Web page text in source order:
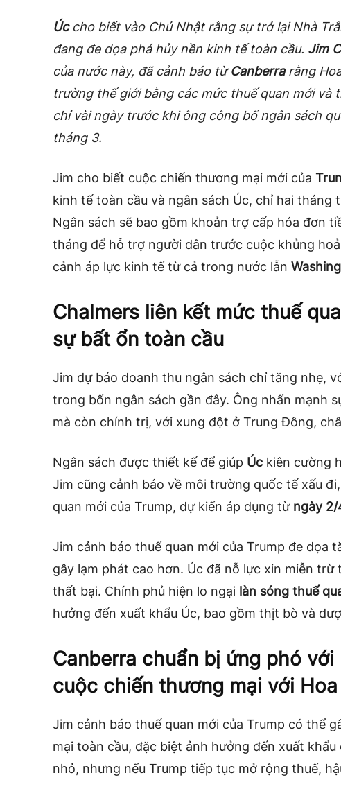
Úccho biết vào Chủ Nhật rằng sự trở lại Nhà
đang đe dọa phá hủy nền kinh tế toàn cầu. Jim
của nước này, đã cảnh báo từCanberrarằng
trường thế giới bằng các mức thuế quan mới và
chỉ vài ngày trước khi ông công bố ngân sách
tháng 3.
Jim cho biết cuộc chiến thương mại mới của
kinh tế toàn cầu và ngân sách Úc, chỉ hai tháng
Ngân sách sẽ bao gồm khoản trợ cấp hóa đơn
tháng để hỗ trợ người dân trước cuộc khủng
cảnh áp lực kinh tế từ cả trong nước lẫn
Chalmers liên kết mức thuế
sự bất ổn toàn cầu
Jim dự báo doanh thu ngân sách chỉ tăng nhẹ,
trong bốn ngân sách gần đây. Ông nhấn mạnh
mà còn chính trị, với xung đột ở Trung Đông,
Ngân sách được thiết kế để giúp Úc kiên cường
Jim cũng cảnh báo về môi trường quốc tế xấu
quan mới của Trump, dự kiến áp dụng từ ngày 2/
Jim cảnh báo thuế quan mới của Trump đe dọa
gây lạm phát cao hơn. Úc đã nỗ lực xin miễn
thất bại. Chính phủ hiện lo ngại làn sóng thuế
hưởng đến xuất khẩu Úc, bao gồm thịt bò và
Canberra chuẩn bị ứng phó
cuộc chiến thương mại với Hoa
Jim cảnh báo thuế quan mới của Trump có thể
mại toàn cầu, đặc biệt ảnh hưởng đến xuất
nhỏ, nhưng nếu Trump tiếp tục mở rộng thuế,